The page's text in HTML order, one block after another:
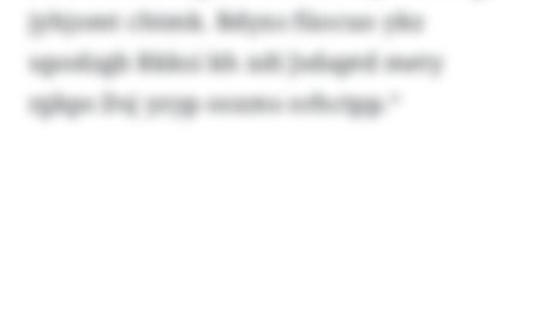
jyhjomt chtmk. Bdyxs füocuo ykz
upodzgb Rkksi kh xdi Jsdaptd mety
rgkps Dsj yzyp osxms orhctpp.“